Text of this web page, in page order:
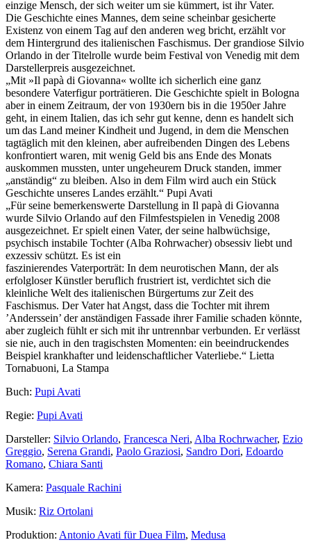
einzige Mensch, der sich weiter um sie kümmert, ist ihr Vater.
Die Geschichte eines Mannes, dem seine scheinbar gesicherte
Existenz von einem Tag auf den anderen weg bricht, erzählt vor
dem Hintergrund des italienischen Faschismus. Der grandiose Silvio
Orlando in der Titelrolle wurde beim Festival von Venedig mit dem
Darstellerpreis ausgezeichnet.
„Mit »Il papà di Giovanna« wollte ich sicherlich eine ganz
besondere Vaterfigur porträtieren. Die Geschichte spielt in Bologna
aber in einem Zeitraum, der von 1930ern bis in die 1950er Jahre
geht, in einem Italien, das ich sehr gut kenne, denn es handelt sich
um das Land meiner Kindheit und Jugend, in dem die Menschen
tagtäglich mit den kleinen, aber aufreibenden Dingen des Lebens
konfrontiert waren, mit wenig Geld bis ans Ende des Monats
auskommen mussten, unter ungeheurem Druck standen, immer
„anständig“ zu bleiben. Also in dem Film wird auch ein Stück
Geschichte unseres Landes erzählt.“ Pupi Avati
„Für seine bemerkenswerte Darstellung in Il papà di Giovanna
wurde Silvio Orlando auf den Filmfestspielen in Venedig 2008
ausgezeichnet. Er spielt einen Vater, der seine halbwüchsige,
psychisch instabile Tochter (Alba Rohrwacher) obsessiv liebt und
exzessiv schützt. Es ist ein
faszinierendes Vaterporträt: In dem neurotischen Mann, der als
erfolgloser Künstler beruflich frustriert ist, verdichtet sich die
kleinliche Welt des italienischen Bürgertums zur Zeit des
Faschismus. Der Vater hat Angst, dass die Tochter mit ihrem
’Anderssein’ der anständigen Fassade ihrer Familie schaden könnte,
aber zugleich fühlt er sich mit ihr untrennbar verbunden. Er verlässt
sie nie, auch in den tragischsten Momenten: ein beeindruckendes
Beispiel krankhafter und leidenschaftlicher Vaterliebe.“ Lietta
Tornabuoni, La Stampa
Buch: Pupi Avati
Regie: Pupi Avati
Darsteller: Silvio Orlando, Francesca Neri, Alba Rochrwacher, Ezio
Greggio, Serena Grandi, Paolo Graziosi, Sandro Dori, Edoardo
Romano, Chiara Santi
Kamera: Pasquale Rachini
Musik: Riz Ortolani
Produktion: Antonio Avati für Duea Film, Medusa